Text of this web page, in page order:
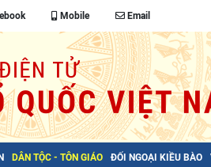
Mobile Email
DÂN TỘC - TÔN GIÁO ĐỐI NGOẠI KIỀU BÀO